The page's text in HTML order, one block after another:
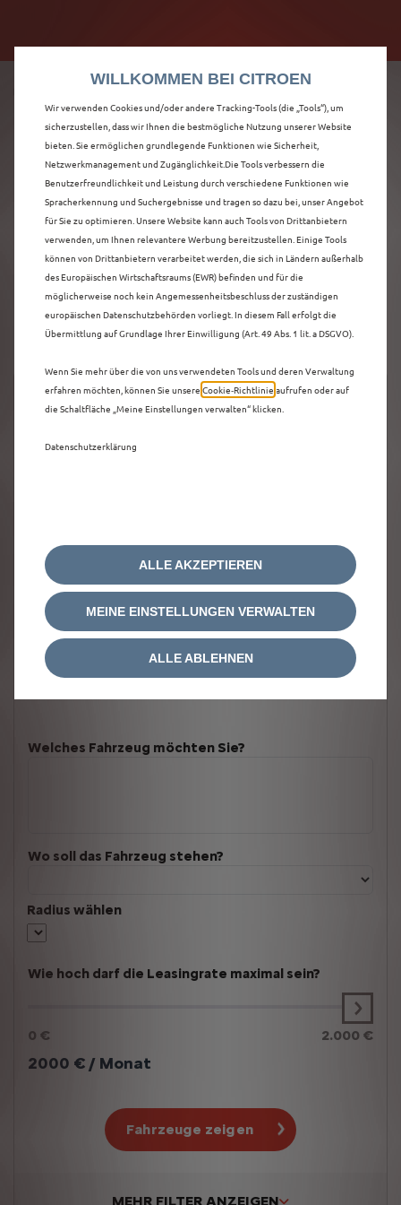
ENTDECKEN SIE ALLE
Ë-C3 AIRCROSS MIT
ELEKTRO ANTRIEB IN
RATINGEN
Welches Fahrzeug möchten Sie?
Wo soll das Fahrzeug stehen?
Radius wählen
Wie hoch darf die Leasingrate maximal sein?
0 € 2.000 €
2000 € / Monat
Fahrzeuge zeigen
MEHR FILTER ANZEIGEN
WILLKOMMEN BEI CITROEN
Wir verwenden Cookies und/oder andere Tracking-Tools (die „Tools“), um
sicherzustellen, dass wir Ihnen die bestmögliche Nutzung unserer Website
bieten. Sie ermöglichen grundlegende Funktionen wie Sicherheit,
Netzwerkmanagement und Zugänglichkeit.Die Tools verbessern die
Benutzerfreundlichkeit und Leistung durch verschiedene Funktionen wie
Spracherkennung und Suchergebnisse und tragen so dazu bei, unser Angebot
für Sie zu optimieren. Unsere Website kann auch Tools von Drittanbietern
verwenden, um Ihnen relevantere Werbung bereitzustellen. Einige Tools
können von Drittanbietern verarbeitet werden, die sich in Ländern außerhalb
des Europäischen Wirtschaftsraums (EWR) befinden und für die
möglicherweise noch kein Angemessenheitsbeschluss der zuständigen
europäischen Datenschutzbehörden vorliegt. In diesem Fall erfolgt die
Übermittlung auf Grundlage Ihrer Einwilligung (Art. 49 Abs. 1 lit. a DSGVO).
Wenn Sie mehr über die von uns verwendeten Tools und deren Verwaltung
erfahren möchten, können Sie unsere Cookie‑Richtlinie aufrufen oder auf
die Schaltfläche „Meine Einstellungen verwalten“ klicken.
Datenschutzerklärung
MEINE EINSTELLUNGEN VERWALTEN
ALLE AKZEPTIEREN
ALLE ABLEHNEN